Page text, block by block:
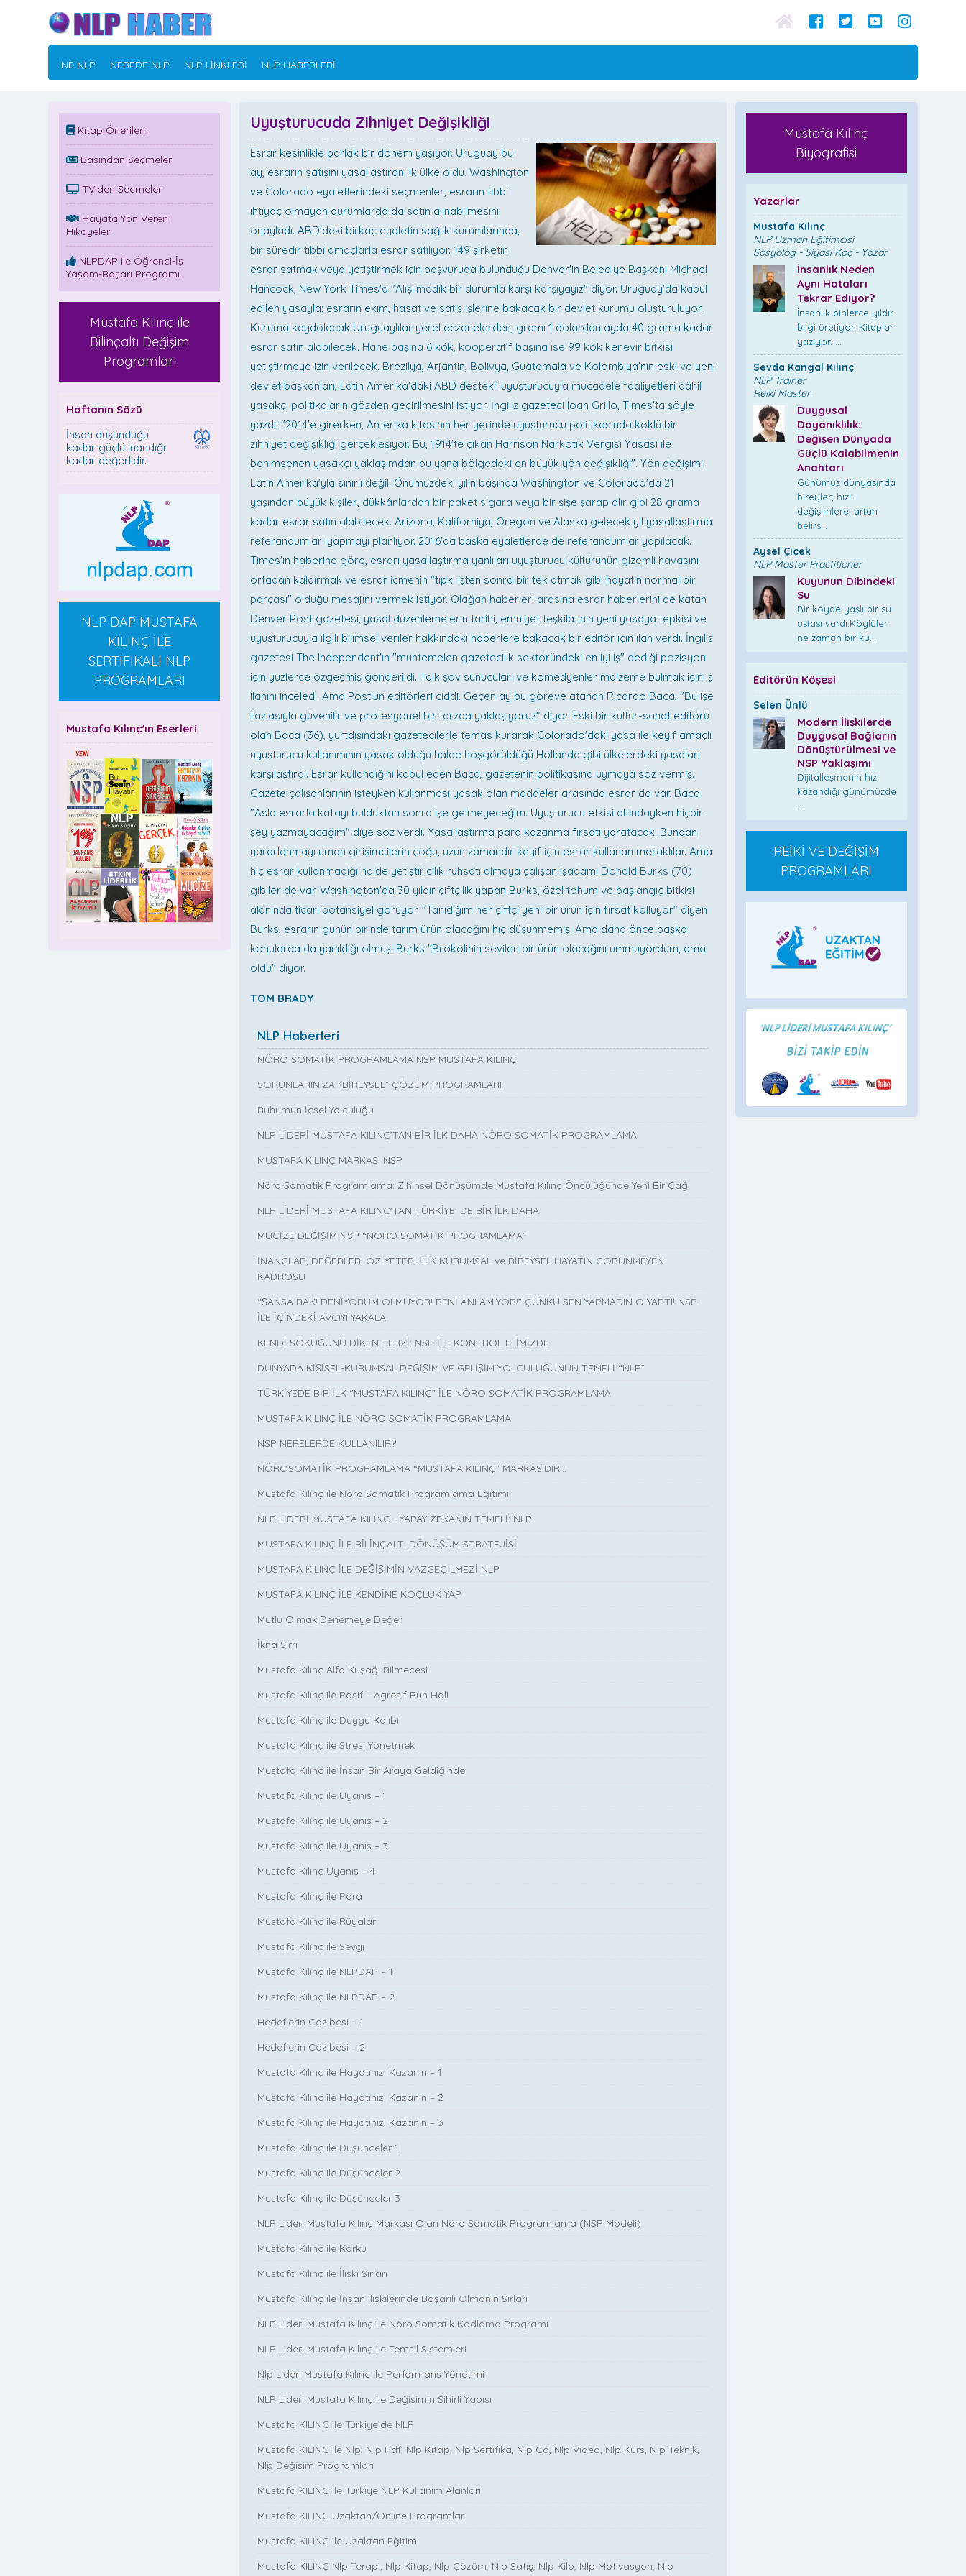
NE NLP NEREDE NLP NLP LİNKLERİ NLP HABERLERİ
Kitap Önerileri
Basından Seçmeler
TV'den Seçmeler
Hayata Yön Veren
Hikayeler
NLPDAP ile Öğrenci-İş
Yaşam-Başarı Programı
Mustafa Kılınç ile
Bilinçaltı Değişim
Programları
Haftanın Sözü
İnsan düşündüğü
kadar güçlü inandığı
kadar değerlidir.
NLP DAP MUSTAFA
KILINÇ İLE
SERTİFİKALI NLP
PROGRAMLARI
Mustafa Kılınç'ın Eserleri
Uyuşturucuda Zihniyet Değişikliği
Esrar kesinlikle parlak bir dönem yaşıyor. Uruguay bu
ay, esrarın satışını yasallaştıran ilk ülke oldu. Washington
ve Colorado eyaletlerindeki seçmenler, esrarın tıbbi
ihtiyaç olmayan durumlarda da satın alınabilmesini
onayladı. ABD'deki birkaç eyaletin sağlık kurumlarında,
bir süredir tıbbi amaçlarla esrar satılıyor. 149 şirketin
esrar satmak veya yetiştirmek için başvuruda bulunduğu Denver'in Belediye Başkanı Michael
Hancock, New York Times'a "Alışılmadık bir durumla karşı karşıyayız" diyor. Uruguay'da kabul
edilen yasayla; esrarın ekim, hasat ve satış işlerine bakacak bir devlet kurumu oluşturuluyor.
Kuruma kaydolacak Uruguaylılar yerel eczanelerden, gramı 1 dolardan ayda 40 grama kadar
esrar satın alabilecek. Hane başına 6 kök, kooperatif başına ise 99 kök kenevir bitkisi
yetiştirmeye izin verilecek. Brezilya, Arjantin, Bolivya, Guatemala ve Kolombiya'nın eski ve yeni
devlet başkanları, Latin Amerika'daki ABD destekli uyuşturucuyla mücadele faaliyetleri dâhil
yasakçı politikaların gözden geçirilmesini istiyor. İngiliz gazeteci Ioan Grillo, Times'ta şöyle
yazdı: "2014'e girerken, Amerika kıtasının her yerinde uyuşturucu politikasında köklü bir
zihniyet değişikliği gerçekleşiyor. Bu, 1914'te çıkan Harrison Narkotik Vergisi Yasası ile
benimsenen yasakçı yaklaşımdan bu yana bölgedeki en büyük yön değişikliği". Yön değişimi
Latin Amerika'yla sınırlı değil. Önümüzdeki yılın başında Washington ve Colorado'da 21
yaşından büyük kişiler, dükkânlardan bir paket sigara veya bir şişe şarap alır gibi 28 grama
kadar esrar satın alabilecek. Arizona, Kaliforniya, Oregon ve Alaska gelecek yıl yasallaştırma
referandumları yapmayı planlıyor. 2016'da başka eyaletlerde de referandumlar yapılacak.
Times'ın haberine göre, esrarı yasallaştırma yanlıları uyuşturucu kültürünün gizemli havasını
ortadan kaldırmak ve esrar içmenin "tıpkı işten sonra bir tek atmak gibi hayatın normal bir
parçası" olduğu mesajını vermek istiyor. Olağan haberleri arasına esrar haberlerini de katan
Denver Post gazetesi, yasal düzenlemelerin tarihi, emniyet teşkilatının yeni yasaya tepkisi ve
uyuşturucuyla ilgili bilimsel veriler hakkındaki haberlere bakacak bir editör için ilan verdi. İngiliz
gazetesi The Independent'ın "muhtemelen gazetecilik sektöründeki en iyi iş" dediği pozisyon
için yüzlerce özgeçmiş gönderildi. Talk şov sunucuları ve komedyenler malzeme bulmak için iş
ilanını inceledi. Ama Post'un editörleri ciddi. Geçen ay bu göreve atanan Ricardo Baca, "Bu işe
fazlasıyla güvenilir ve profesyonel bir tarzda yaklaşıyoruz" diyor. Eski bir kültür-sanat editörü
olan Baca (36), yurtdışındaki gazetecilerle temas kurarak Colorado'daki yasa ile keyif amaçlı
uyuşturucu kullanımının yasak olduğu halde hoşgörüldüğü Hollanda gibi ülkelerdeki yasaları
karşılaştırdı. Esrar kullandığını kabul eden Baca, gazetenin politikasına uymaya söz vermiş.
Gazete çalışanlarının işteyken kullanması yasak olan maddeler arasında esrar da var. Baca
"Asla esrarla kafayı bulduktan sonra işe gelmeyeceğim. Uyuşturucu etkisi altındayken hiçbir
şey yazmayacağım" diye söz verdi. Yasallaştırma para kazanma fırsatı yaratacak. Bundan
yararlanmayı uman girişimcilerin çoğu, uzun zamandır keyif için esrar kullanan meraklılar. Ama
hiç esrar kullanmadığı halde yetiştiricilik ruhsatı almaya çalışan işadamı Donald Burks (70)
gibiler de var. Washington'da 30 yıldır çiftçilik yapan Burks, özel tohum ve başlangıç bitkisi
alanında ticari potansiyel görüyor. "Tanıdığım her çiftçi yeni bir ürün için fırsat kolluyor" diyen
Burks, esrarın günün birinde tarım ürün olacağını hiç düşünmemiş. Ama daha önce başka
konularda da yanıldığı olmuş. Burks "Brokolinin sevilen bir ürün olacağını ummuyordum, ama
oldu" diyor.
TOM BRADY
NLP Haberleri
NÖRO SOMATİK PROGRAMLAMA NSP MUSTAFA KILINÇ
SORUNLARINIZA “BİREYSEL” ÇÖZÜM PROGRAMLARI
Ruhumun İçsel Yolculuğu
NLP LİDERİ MUSTAFA KILINÇ’TAN BİR İLK DAHA NÖRO SOMATİK PROGRAMLAMA
MUSTAFA KILINÇ MARKASI NSP
Nöro Somatik Programlama: Zihinsel Dönüşümde Mustafa Kılınç Öncülüğünde Yeni Bir Çağ
NLP LİDERİ MUSTAFA KILINÇ'TAN TÜRKİYE' DE BİR İLK DAHA
MUCİZE DEĞİŞİM NSP “NÖRO SOMATİK PROGRAMLAMA”
İNANÇLAR, DEĞERLER, ÖZ-YETERLİLİK KURUMSAL ve BİREYSEL HAYATIN GÖRÜNMEYEN
KADROSU
“ŞANSA BAK! DENİYORUM OLMUYOR! BENİ ANLAMIYOR!” ÇÜNKÜ SEN YAPMADIN O YAPTI! NSP
İLE İÇİNDEKİ AVCIYI YAKALA
KENDİ SÖKÜĞÜNÜ DİKEN TERZİ: NSP İLE KONTROL ELİMİZDE
DÜNYADA KİŞİSEL-KURUMSAL DEĞİŞİM VE GELİŞİM YOLCULUĞUNUN TEMELİ “NLP”
TÜRKİYEDE BİR İLK “MUSTAFA KILINÇ” İLE NÖRO SOMATİK PROGRAMLAMA
MUSTAFA KILINÇ İLE NÖRO SOMATİK PROGRAMLAMA
NSP NERELERDE KULLANILIR?
NÖROSOMATİK PROGRAMLAMA “MUSTAFA KILINÇ” MARKASIDIR…
Mustafa Kılınç ile Nöro Somatik Programlama Eğitimi
NLP LİDERİ MUSTAFA KILINÇ - YAPAY ZEKANIN TEMELİ: NLP
MUSTAFA KILINÇ İLE BİLİNÇALTI DÖNÜŞÜM STRATEJİSİ
MUSTAFA KILINÇ İLE DEĞİŞİMİN VAZGEÇİLMEZİ NLP
MUSTAFA KILINÇ İLE KENDİNE KOÇLUK YAP
Mutlu Olmak Denemeye Değer
İkna Sırrı
Mustafa Kılınç Alfa Kuşağı Bilmecesi
Mustafa Kılınç ile Pasif – Agresif Ruh Hali
Mustafa Kılınç ile Duygu Kalıbı
Mustafa Kılınç ile Stresi Yönetmek
Mustafa Kılınç ile İnsan Bir Araya Geldiğinde
Mustafa Kılınç ile Uyanış – 1
Mustafa Kılınç ile Uyanış – 2
Mustafa Kılınç ile Uyanış – 3
Mustafa Kılınç Uyanış – 4
Mustafa Kılınç ile Para
Mustafa Kılınç ile Rüyalar
Mustafa Kılınç ile Sevgi
Mustafa Kılınç ile NLPDAP – 1
Mustafa Kılınç ile NLPDAP – 2
Hedeflerin Cazibesi – 1
Hedeflerin Cazibesi – 2
Mustafa Kılınç ile Hayatınızı Kazanın – 1
Mustafa Kılınç ile Hayatınızı Kazanın – 2
Mustafa Kılınç ile Hayatınızı Kazanın – 3
Mustafa Kılınç ile Düşünceler 1
Mustafa Kılınç ile Düşünceler 2
Mustafa Kılınç ile Düşünceler 3
NLP Lideri Mustafa Kılınç Markası Olan Nöro Somatik Programlama (NSP Modeli)
Mustafa Kılınç ile Korku
Mustafa Kılınç ile İlişki Sırları
Mustafa Kılınç ile İnsan ilişkilerinde Başarılı Olmanın Sırları
NLP Lideri Mustafa Kılınç ile Nöro Somatik Kodlama Programı
NLP Lideri Mustafa Kılınç ile Temsil Sistemleri
Nlp Lideri Mustafa Kılınç ile Performans Yönetimi
NLP Lideri Mustafa Kılınç ile Değişimin Sihirli Yapısı
Mustafa KILINÇ ile Türkiye’de NLP
Mustafa KILINÇ ile Nlp, Nlp Pdf, Nlp Kitap, Nlp Sertifika, Nlp Cd, Nlp Video, Nlp Kurs, Nlp Teknik,
Nlp Değişim Programları
Mustafa KILINÇ ile Türkiye NLP Kullanım Alanları
Mustafa KILINÇ Uzaktan/Online Programlar
Mustafa KILINÇ ile Uzaktan Eğitim
Mustafa KILINÇ Nlp Terapi, Nlp Kitap, Nlp Çözüm, Nlp Satış, Nlp Kilo, Nlp Motivasyon, Nlp
Mustafa Kılınç
Biyografisi
Yazarlar
Mustafa Kılınç
NLP Uzman Eğitimcisi
Sosyolog - Siyasi Koç - Yazar
İnsanlık Neden
Aynı Hataları
Tekrar Ediyor?
İnsanlık binlerce yıldır
bilgi üretiyor. Kitaplar
yazıyor. ...
Sevda Kangal Kılınç
NLP Trainer
Reiki Master
Duygusal
Dayanıklılık:
Değişen Dünyada
Güçlü Kalabilmenin
Anahtarı
Günümüz dünyasında
bireyler, hızlı
değişimlere, artan
belirs...
Aysel Çiçek
NLP Master Practitioner
Kuyunun Dibindeki
Su
Bir köyde yaşlı bir su
ustası vardı.Köylüler
ne zaman bir ku...
Editörün Köşesi
Selen Ünlü
Modern İlişkilerde
Duygusal Bağların
Dönüştürülmesi ve
NSP Yaklaşımı
Dijitalleşmenin hız
kazandığı günümüzde
...
REİKİ VE DEĞİŞİM
PROGRAMLARI